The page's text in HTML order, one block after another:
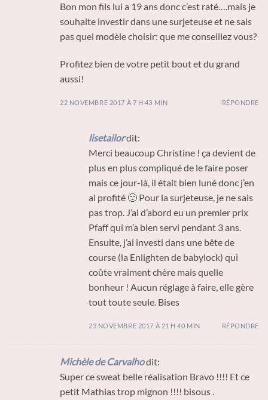
Bon mon fils lui a 19 ans donc c’est raté….mais je
souhaite investir dans une surjeteuse et ne sais
pas quel modèle choisir: que me conseillez vous?
Profitez bien de votre petit bout et du grand
aussi!
22 NOVEMBRE 2017 À 7 H 43 MIN RÉPONDRE
lisetailordit:
Merci beaucoup Christine ! ça devient de
plus en plus compliqué de le faire poser
mais ce jour-là, il était bien luné donc j’en
ai profité 🙂 Pour la surjeteuse, je ne sais
pas trop. J’ai d’abord eu un premier prix
Pfaff qui m’a bien servi pendant 3 ans.
Ensuite, j’ai investi dans une bête de
course (la Enlighten de babylock) qui
coûte vraiment chère mais quelle
bonheur ! Aucun réglage à faire, elle gère
tout toute seule. Bises
23 NOVEMBRE 2017 À 21 H 40 MIN RÉPONDRE
Michèle de Carvalhodit:
Super ce sweat belle réalisation Bravo !!!! Et ce
petit Mathias trop mignon !!!! bisous .